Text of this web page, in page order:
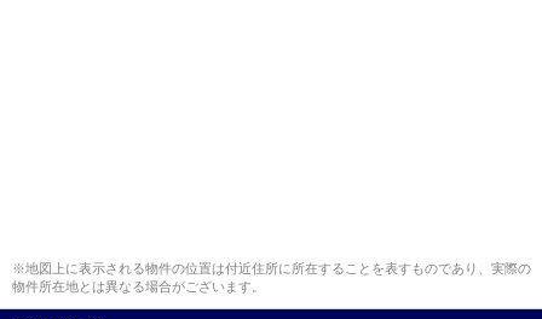
※地図上に表示される物件の位置は付近住所に所在することを表すものであり、実際の
物件所在地とは異なる場合がございます。